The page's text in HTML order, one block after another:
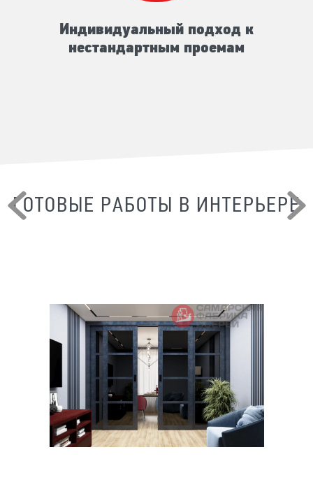
Индивидуальный подход к
нестандартным проемам
ГОТОВЫЕ РАБОТЫ В ИНТЕРЬЕРЕ